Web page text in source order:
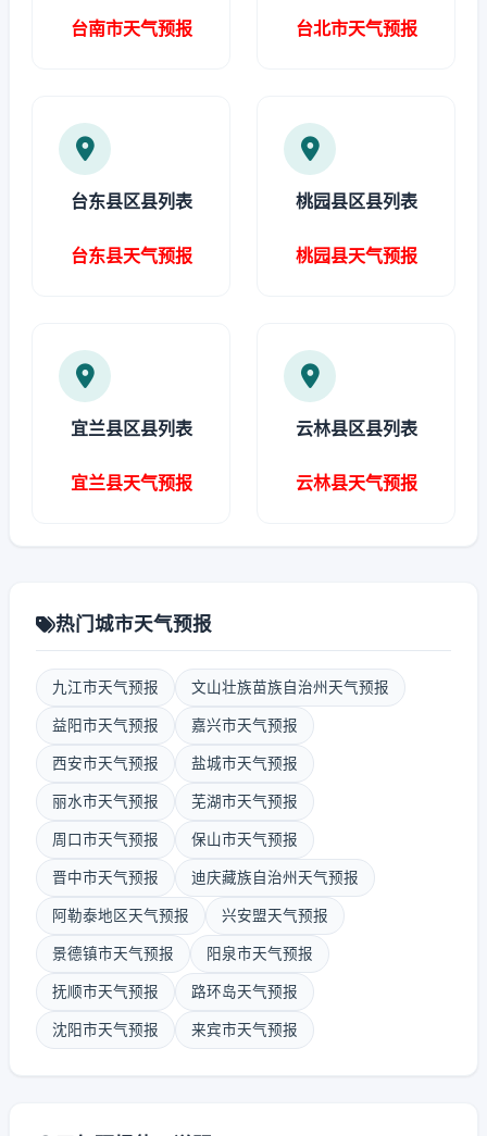
台南市天气预报 台北市天气预报
台东县区县列表
台东县天气预报
桃园县区县列表
桃园县天气预报
宜兰县区县列表
宜兰县天气预报
云林县区县列表
云林县天气预报
热门城市天气预报
九江市天气预报 文山壮族苗族自治州天气预报
益阳市天气预报 嘉兴市天气预报
西安市天气预报 盐城市天气预报
丽水市天气预报 芜湖市天气预报
周口市天气预报 保山市天气预报
晋中市天气预报 迪庆藏族自治州天气预报
阿勒泰地区天气预报 兴安盟天气预报
景德镇市天气预报 阳泉市天气预报
抚顺市天气预报 路环岛天气预报
沈阳市天气预报 来宾市天气预报